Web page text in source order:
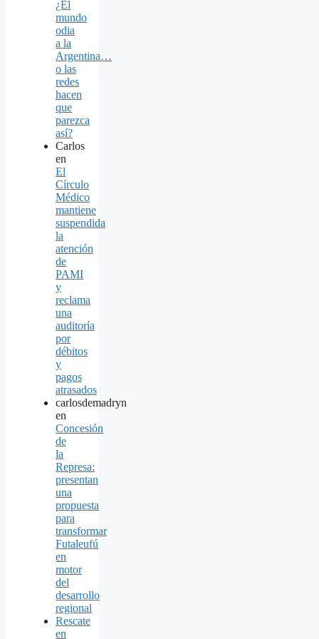
¿El
mundo
odia
a la
Argentina…
o las
redes
hacen
que
parezca
así?
Carlos
en
El
Círculo
Médico
mantiene
suspendida
la
atención
de
PAMI
y
reclama
una
auditoría
por
débitos
y
pagos
atrasados
carlosdemadryn
en
Concesión
de
la
Represa:
presentan
una
propuesta
para
transformar
Futaleufú
en
motor
del
desarrollo
regional
Rescate
en